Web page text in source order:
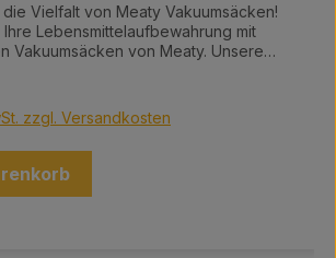
Vielfalt von Meaty Vakuumsäcken!
Ihre Lebensmittelaufbewahrung mit
Vakuumsäcken von Meaty. Unsere
und bieten die perfekte Lösung, um
frisch zu halten und Platz in Ihrer
Warum Meaty Vakuumsäcke?
Schützen Sie Ihre Lebensmittel vor
und Gefrierbrand – für einen
zzgl. Versandkosten